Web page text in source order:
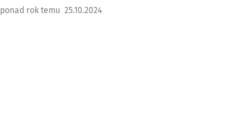
ponad rok temu 25.10.2024